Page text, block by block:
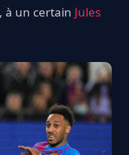
à un certain Jules